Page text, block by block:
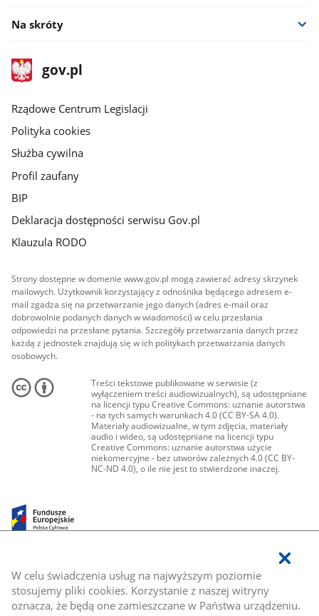
W celu świadczenia usług na najwyższym poziomie
stosujemy pliki cookies. Korzystanie z naszej witryny
oznacza, że będą one zamieszczane w Państwa urządzeniu.
Na skróty
stopka
gov.plStrona
gov.pl
Rządowe Centrum Legislacji
Polityka cookies
Służba cywilna
Profil zaufany
BIP
Deklaracja dostępności serwisu Gov.pl
Klauzula RODO
Strony dostępne w domenie www.gov.pl mogą zawierać adresy skrzynek
mailowych. Użytkownik korzystający z odnośnika będącego adresem e-
mail zgadza się na przetwarzanie jego danych (adres e-mail oraz
dobrowolnie podanych danych w wiadomości) w celu przesłania
odpowiedzi na przesłane pytania. Szczegóły przetwarzania danych przez
każdą z jednostek znajdują się w ich politykach przetwarzania danych
osobowych.
Treści tekstowe publikowane w serwisie (z
wyłączeniem treści audiowizualnych), są udostępniane
na licencji typu Creative Commons: uznanie autorstwa
- na tych samych warunkach 4.0 (CC BY-SA 4.0).
Materiały audiowizualne, w tym zdjęcia, materiały
audio i wideo, są udostępniane na licencji typu
Creative Commons: uznanie autorstwa użycie
niekomercyjne - bez utworów zależnych 4.0 (CC BY-
NC-ND 4.0), o ile nie jest to stwierdzone inaczej.